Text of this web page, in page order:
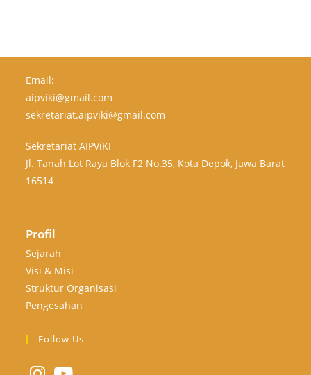
Email:
aipviki@gmail.com
sekretariat.aipviki@gmail.com
Sekretariat AIPViKI
Jl. Tanah Lot Raya Blok F2 No.35, Kota Depok, Jawa Barat
16514
Profil
Sejarah
Visi & Misi
Struktur Organisasi
Pengesahan
Follow Us